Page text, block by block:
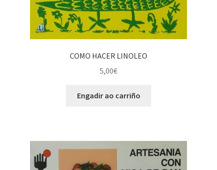
COMO HACER LINOLEO
5,00€
Engadir ao carriño